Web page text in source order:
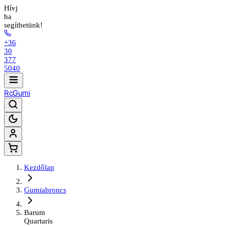
Hívj
ha
segíthetünk!
+36
30
377
5040
RcGumi
Kezdőlap
Gumiabroncs
Barum
Quartaris